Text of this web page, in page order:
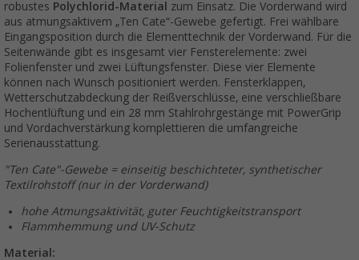
robustes Polychlorid-Material
zum Einsatz. Die Vorderwand wird
aus atmungsaktivem „Ten Cate“-Gewebe gefertigt. Frei wählbare
Eingangsposition durch die Elementtechnik der Vorderwand. Für die
Seitenwände gibt es insgesamt vier Fensterelemente: zwei
Folienfenster und zwei Lüftungsfenster. Diese vier Elemente
können nach Wunsch positioniert werden. Fensterklappen,
Wetterschutzabdeckung der Reißverschlüsse, eine verschließbare
Hochentlüftung und ein 28 mm Stahlrohrgestänge mit PowerGrip
und Vordachverstärkung komplettieren die umfangreiche
Serienausstattung.
"Ten Cate"-Gewebe = einseitig beschichteter, synthetischer
Textilrohstoff (nur in der Vorderwand)
hohe Atmungsaktivität, guter Feuchtigkeitstransport
Flammhemmung und UV-Schutz
Material: